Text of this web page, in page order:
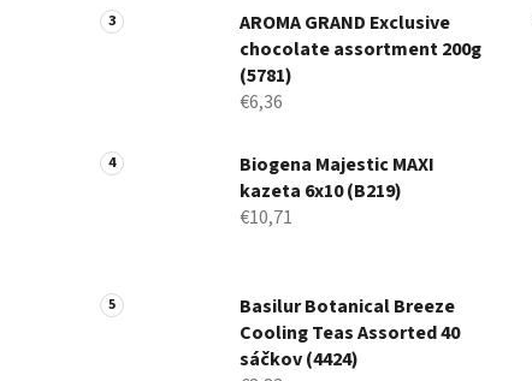
AROMA GRAND Exclusive
chocolate assortment 200g
(5781)
€6,36
Biogena Majestic MAXI
kazeta 6x10 (B219)
€10,71
Basilur Botanical Breeze
Cooling Teas Assorted 40
sáčkov (4424)